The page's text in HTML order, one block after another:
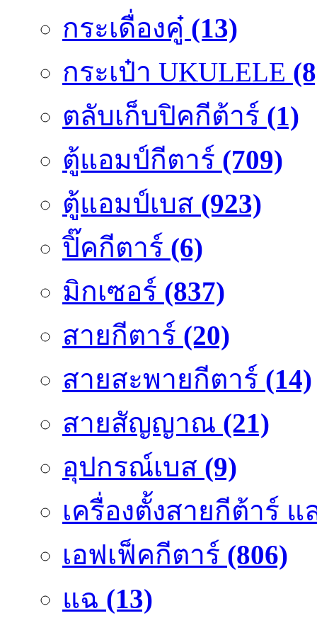
กระเดื่องคู๋ (13)
กระเป๋า UKULELE
ตลับเก็บปิคกีต้าร์ (1)
ตู้แอมป์กีตาร์ (709)
ตู้แอมป์เบส (923)
ปิ๊คกีตาร์ (6)
มิกเซอร์ (837)
สายกีตาร์ (20)
สายสะพายกีตาร์ (14)
สายสัญญาณ (21)
อุปกรณ์เบส (9)
เครื่องตั้งสายกีต้าร์ แ
เอฟเฟ็คกีตาร์ (806)
แฉ (13)